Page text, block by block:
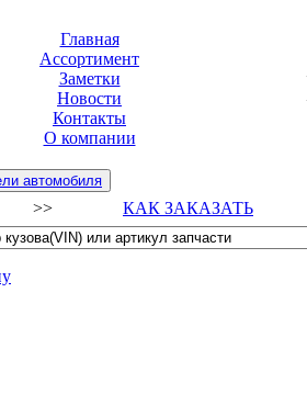
Главная
Ассортимент
Заметки
Новости
Контакты
О компании
автомобиля
>> КАК ЗАКАЗАТЬ